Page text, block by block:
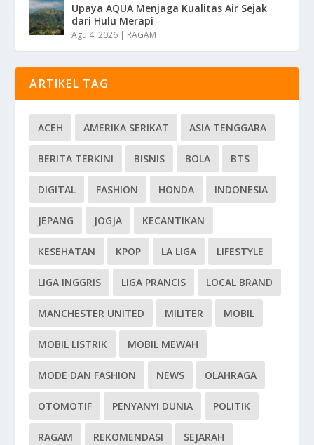
Upaya AQUA Menjaga Kualitas Air Sejak
dari Hulu Merapi
Agu 4, 2026 | RAGAM
ARTIKEL TAG
ACEH AMERIKA SERIKAT ASIA TENGGARA
BERITA TERKINI BISNIS BOLA BTS
DIGITAL FASHION HONDA INDONESIA
JEPANG JOGJA KECANTIKAN
KESEHATAN KPOP LA LIGA LIFESTYLE
LIGA INGGRIS LIGA PRANCIS LOCAL BRAND
MANCHESTER UNITED MILITER MOBIL
MOBIL LISTRIK MOBIL MEWAH
MODE DAN FASHION NEWS OLAHRAGA
OTOMOTIF PENYANYI DUNIA POLITIK
RAGAM REKOMENDASI SEJARAH